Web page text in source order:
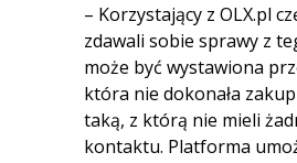
– Korzystający z OLX.pl
zdawali sobie sprawy z
może być wystawiona
która nie dokonała
taką, z którą nie mieli
kontaktu. Platforma